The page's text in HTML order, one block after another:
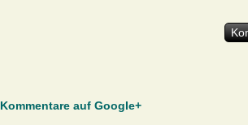
Kommentare auf Google+